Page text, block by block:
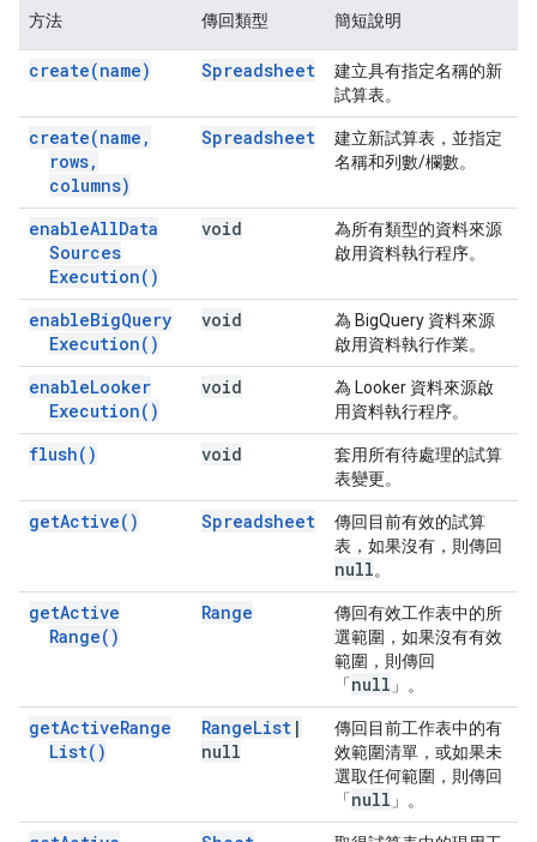
方法 傳回類型 簡短說明
create(name) Spreadsheet
建立具有指定名稱的新
試算表。
create(name ,
rows,
columns)
Spreadsheet
建立新試算表，並指定
名稱和列數/欄數。
enableAllData
Sources
Execution( )
void
為所有類型的資料來源
啟用資料執行程序。
enableBigQuery
Execution( )
void
為 BigQuery 資料來源
啟用資料執行作業。
enableLooker
Execution( )
void
為 Looker 資料來源啟
用資料執行程序。
flush( ) void
套用所有待處理的試算
表變更。
getActive( ) Spreadsheet
傳回目前有效的試算
表，如果沒有，則傳回
null。
getActive
Range( )
Range
傳回有效工作表中的所
選範圍，如果沒有有效
範圍，則傳回
「null 」。
getActiveRange
List( )
RangeList |
null
傳回目前工作表中的有
效範圍清單，或如果未
選取任何範圍，則傳回
「null 」。